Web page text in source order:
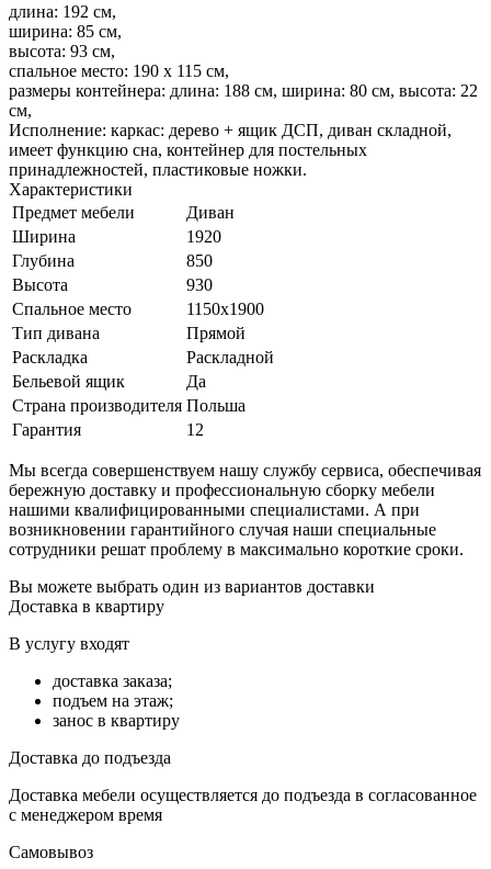
длина: 192 см,
ширина: 85 см,
высота: 93 см,
спальное место: 190 х 115 см,
размеры контейнера: длина: 188 см, ширина: 80 см, высота: 22
см,
Исполнение: каркас: дерево + ящик ДСП, диван складной,
имеет функцию сна, контейнер для постельных
принадлежностей, пластиковые ножки.
Характеристики
Предмет мебели
Диван
Ширина
1920
Глубина
850
Высота
930
Спальное место
1150х1900
Тип дивана
Прямой
Раскладка
Раскладной
Бельевой ящик
Да
Страна производителя Польша
Гарантия
12
Мы всегда совершенствуем нашу службу сервиса, обеспечивая
бережную доставку и профессиональную сборку мебели
нашими квалифицированными специалистами. А при
возникновении гарантийного случая наши специальные
сотрудники решат проблему в максимально короткие сроки.
Вы можете выбрать один из вариантов доставки
Доставка в квартиру
В услугу входят
доставка заказа;
подъем на этаж;
занос в квартиру
Доставка до подъезда
Доставка мебели осуществляется до подъезда в согласованное
с менеджером время
Самовывоз